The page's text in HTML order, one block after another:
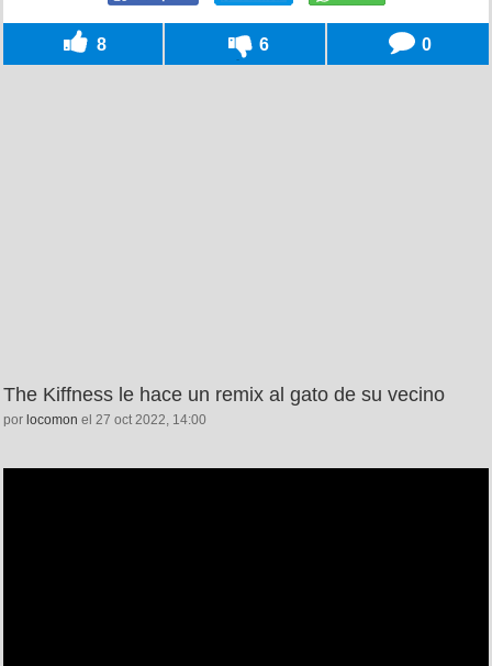
8 6 0
The Kiffness le hace un remix al gato de su vecino
por locomon el 27 oct 2022, 14:00